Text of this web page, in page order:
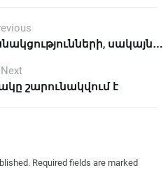
սակայն…
Next
շարունակվում է
Required fields are marked